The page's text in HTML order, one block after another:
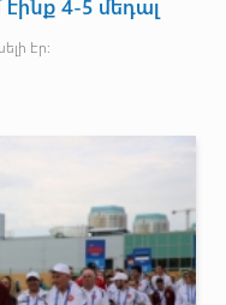
4-5 մեդալ
էր: